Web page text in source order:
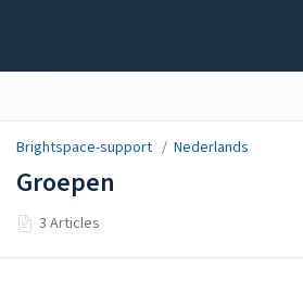
Brightspace-support / Nederlands
Groepen
3 Articles